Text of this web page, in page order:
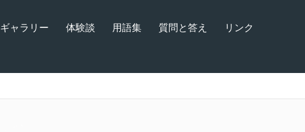
ギャラリー 体験談 用語集 質問と答え リンク